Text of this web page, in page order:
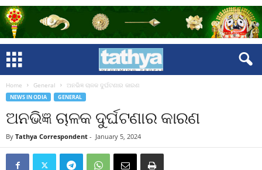
Home General ଅନଭିଜ୍ଞ ଚାଳକ ଦୁର୍ଘଟଣାର କାରଣ
NEWS IN ODIA GENERAL
ଅନଭିଜ୍ଞ ଚାଳକ ଦୁର୍ଘଟଣାର କାରଣ
By Tathya Correspondent - January 5, 2024